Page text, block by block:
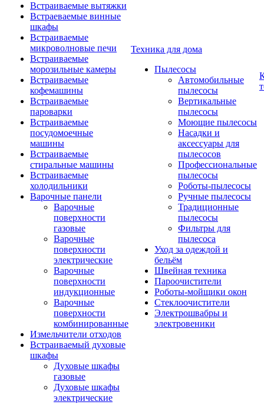
Встраиваемые вытяжки
Встраеваемые винные
шкафы
Встраиваемые
микроволновые печи
Встраиваемые
морозильные камеры
Встраиваемые
кофемашины
Встраиваемые
пароварки
Встраиваемые
посудомоечные
машины
Встраиваемые
стиральные машины
Встраиваемые
холодильники
Варочные панели
Варочные
поверхности
газовые
Варочные
поверхности
электрические
Варочные
поверхности
индукционные
Варочные
поверхности
комбинированные
Измельчители отходов
Встраиваемый духовые
шкафы
Духовые шкафы
газовые
Духовые шкафы
электрические
Техника для дома
Пылесосы
Автомобильные
пылесосы
Вертикальные
пылесосы
Моющие пылесосы
Насадки и
аксессуары для
пылесосов
Профессиональные
пылесосы
Роботы-пылесосы
Ручные пылесосы
Традиционные
пылесосы
Фильтры для
пылесоса
Уход за одеждой и
бельём
Швейная техника
Пароочистители
Роботы-мойщики окон
Стеклоочистители
Электрошвабры и
электровеники